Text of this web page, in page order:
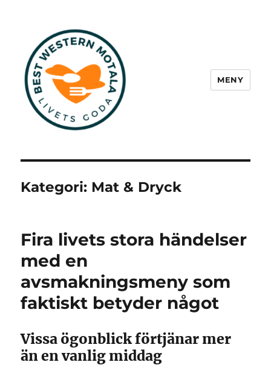
MENY
Kategori: Mat & Dryck
Fira livets stora händelser
med en
avsmakningsmeny som
faktiskt betyder något
Vissa ögonblick förtjänar mer
än en vanlig middag